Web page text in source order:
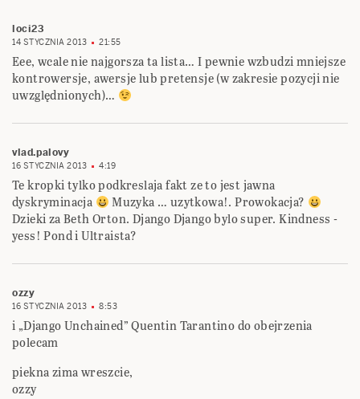
loci23
14 STYCZNIA 2013 21:55
Eee, wcale nie najgorsza ta lista… I pewnie wzbudzi mniejsze
kontrowersje, awersje lub pretensje (w zakresie pozycji nie
uwzględnionych)…
vlad.palovy
16 STYCZNIA 2013 4:19
Te kropki tylko podkreslaja fakt ze to jest jawna
dyskryminacja
Muzyka … uzytkowa!. Prowokacja?
Dzieki za Beth Orton. Django Django bylo super. Kindness -
yess! Pond i Ultraista?
ozzy
16 STYCZNIA 2013 8:53
i „Django Unchained” Quentin Tarantino do obejrzenia
polecam
piekna zima wreszcie,
ozzy